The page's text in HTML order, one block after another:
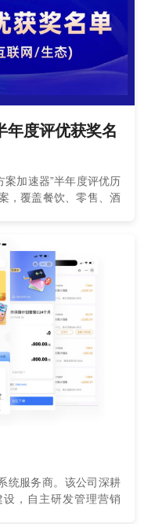
年度评优获奖名
案加速器”半年度评优历
，覆盖餐饮、零售、酒
统服务商。该公司深耕
，自主研发管理营销